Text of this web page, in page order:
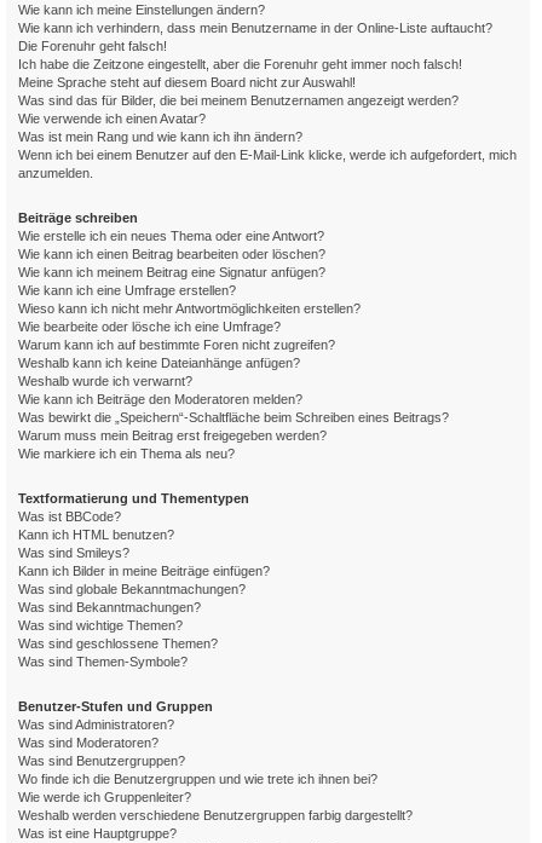
Wie kann ich meine Einstellungen ändern?
Wie kann ich verhindern, dass mein Benutzername in der Online-Liste auftaucht?
Die Forenuhr geht falsch!
Ich habe die Zeitzone eingestellt, aber die Forenuhr geht immer noch falsch!
Meine Sprache steht auf diesem Board nicht zur Auswahl!
Was sind das für Bilder, die bei meinem Benutzernamen angezeigt werden?
Wie verwende ich einen Avatar?
Was ist mein Rang und wie kann ich ihn ändern?
Wenn ich bei einem Benutzer auf den E-Mail-Link klicke, werde ich aufgefordert, mich
anzumelden.
Beiträge schreiben
Wie erstelle ich ein neues Thema oder eine Antwort?
Wie kann ich einen Beitrag bearbeiten oder löschen?
Wie kann ich meinem Beitrag eine Signatur anfügen?
Wie kann ich eine Umfrage erstellen?
Wieso kann ich nicht mehr Antwortmöglichkeiten erstellen?
Wie bearbeite oder lösche ich eine Umfrage?
Warum kann ich auf bestimmte Foren nicht zugreifen?
Weshalb kann ich keine Dateianhänge anfügen?
Weshalb wurde ich verwarnt?
Wie kann ich Beiträge den Moderatoren melden?
Was bewirkt die „Speichern“-Schaltfläche beim Schreiben eines Beitrags?
Warum muss mein Beitrag erst freigegeben werden?
Wie markiere ich ein Thema als neu?
Textformatierung und Thementypen
Was ist BBCode?
Kann ich HTML benutzen?
Was sind Smileys?
Kann ich Bilder in meine Beiträge einfügen?
Was sind globale Bekanntmachungen?
Was sind Bekanntmachungen?
Was sind wichtige Themen?
Was sind geschlossene Themen?
Was sind Themen-Symbole?
Benutzer-Stufen und Gruppen
Was sind Administratoren?
Was sind Moderatoren?
Was sind Benutzergruppen?
Wo finde ich die Benutzergruppen und wie trete ich ihnen bei?
Wie werde ich Gruppenleiter?
Weshalb werden verschiedene Benutzergruppen farbig dargestellt?
Was ist eine Hauptgruppe?